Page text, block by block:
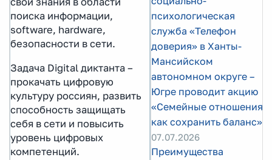
поиска информации,
software, hardware,
безопасности в сети.
Задача Digital диктанта –
прокачать цифровую
культуру россиян, развить
способность защищать
себя в сети и повысить
уровень цифровых
компетенций.
психологическая
служба «Телефон
доверия» в Ханты-
Мансийском
автономном округе –
Югре проводит акцию
«Семейные отношения:
как сохранить баланс»
07.07.2026
Преимущества